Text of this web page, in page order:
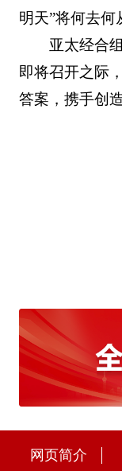
明天”将何去何
亚太经合
即将召开之际
答案，携手创
网页简介